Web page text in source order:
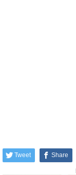
Tweet Share